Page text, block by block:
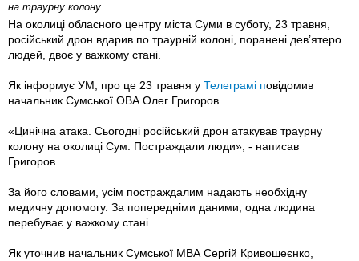
на траурну колону.
На околиці обласного центру міста Суми в суботу, 23 травня,
російський дрон вдарив по траурній колоні, поранені дев’ятеро
людей, двоє у важкому стані.
Як інформує УМ, про це 23 травня у Телеграмі повідомив
начальник Сумської ОВА Олег Григоров.
«Цинічна атака. Сьогодні російський дрон атакував траурну
колону на околиці Сум. Постраждали люди», - написав
Григоров.
За його словами, усім постраждалим надають необхідну
медичну допомогу. За попередніми даними, одна людина
перебуває у важкому стані.
Як уточнив начальник Сумської МВА Сергій Кривошеєнко,